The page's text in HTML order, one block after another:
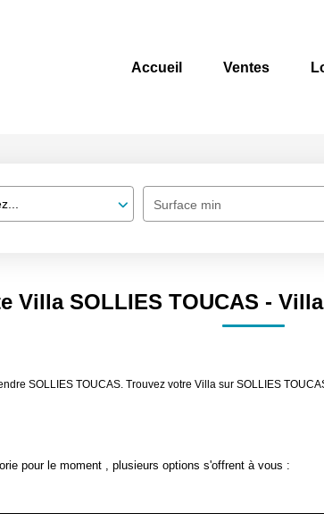
Accueil Ventes
Surface min
Villa SOLLIES TOUCAS -
SOLLIES TOUCAS. Trouvez votre Villa sur SOLLIES
pour le moment , plusieurs options s'offrent à vous :